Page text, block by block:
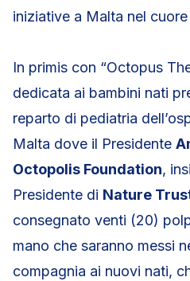
iniziative a Malta nel
In primis con “Octopus
dedicata ai bambini nati
reparto di pediatria
Malta dove il Presidente
Octopolis Foundation,
Presidente di Nature
consegnato venti (20)
mano che saranno messi
compagnia ai nuovi nati,